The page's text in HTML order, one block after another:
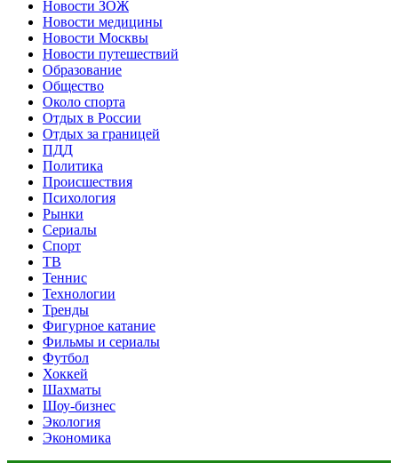
Новости ЗОЖ
Новости медицины
Новости Москвы
Новости путешествий
Образование
Общество
Около спорта
Отдых в России
Отдых за границей
ПДД
Политика
Происшествия
Психология
Рынки
Сериалы
Спорт
ТВ
Теннис
Технологии
Тренды
Фигурное катание
Фильмы и сериалы
Футбол
Хоккей
Шахматы
Шоу-бизнес
Экология
Экономика